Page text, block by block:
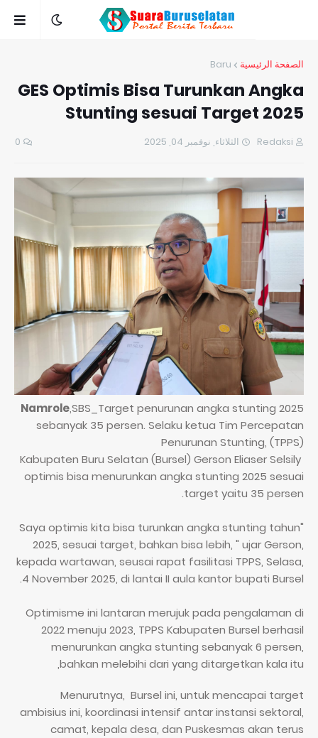
الصفحة الرئيسية Baru
GES Optimis Bisa Turunkan Angka
Stunting sesuai Target 2025
Redaksi الثلاثاء, نوفمبر 04, 2025 0
Namrole,SBS_Target penurunan angka stunting 2025
sebanyak 35 persen. Selaku ketua Tim Percepatan
Penurunan Stunting, (TPPS)
Kabupaten Buru Selatan (Bursel) Gerson Eliaser Selsily
optimis bisa menurunkan angka stunting 2025 sesuai
target yaitu 35 persen.
"Saya optimis kita bisa turunkan angka stunting tahun
2025, sesuai target, bahkan bisa lebih, " ujar Gerson,
kepada wartawan, seusai rapat fasilitasi TPPS, Selasa,
4 November 2025, di lantai II aula kantor bupati Bursel.
Optimisme ini lantaran merujuk pada pengalaman di
2022 menuju 2023, TPPS Kabupaten Bursel berhasil
menurunkan angka stunting sebanyak 6 persen,
bahkan melebihi dari yang ditargetkan kala itu,
Menurutnya, Bursel ini, untuk mencapai target
ambisius ini, koordinasi intensif antar instansi sektoral,
camat, kepala desa, dan Puskesmas akan terus